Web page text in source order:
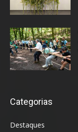
Categorias
Destaques